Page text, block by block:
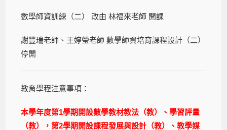
數學師資訓練（二） 改由 林福來老師 開課
謝豐瑞老師、王婷瑩老師 數學師資培育課程設計（二）
停開
教育學程注意事項：
本學年度第1學期開設數學教材教法（教）、學習評量
（教），第2學期開設課程發展與設計（教）、教學媒